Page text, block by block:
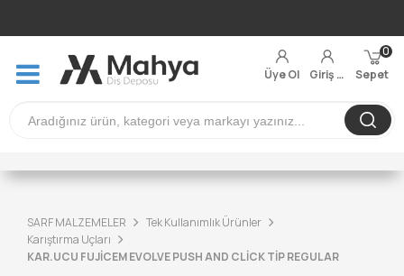
Üye Ol Giriş Yap Sepet
0
SARF MALZEMELER
Tek Kullanımlık Ürünler
Karıştırma Uçları
KAR.UCU FUJİCEM EVOLVE PUSH AND CLİCK TİP REGULAR